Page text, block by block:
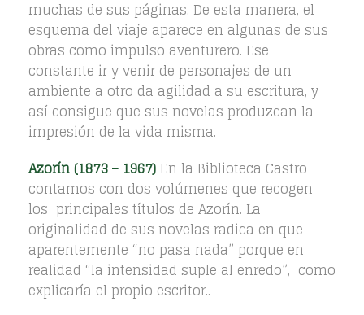
muchas de sus páginas. De esta manera, el
esquema del viaje aparece en algunas de sus
obras como impulso aventurero. Ese
constante ir y venir de personajes de un
ambiente a otro da agilidad a su escritura, y
así consigue que sus novelas produzcan la
impresión de la vida misma.
Azorín (1873 – 1967) En la Biblioteca Castro
contamos con dos volúmenes que recogen
los principales títulos de Azorín. La
originalidad de sus novelas radica en que
aparentemente “no pasa nada” porque en
realidad “la intensidad suple al enredo”, como
explicaría el propio escritor..